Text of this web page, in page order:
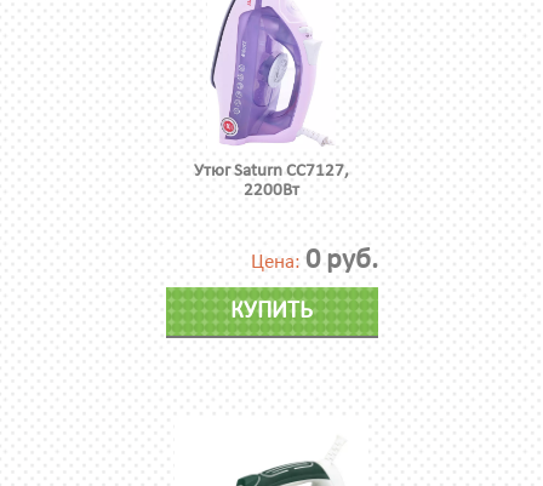
Утюг Saturn CC7127,
2200Вт
Цена: 0 руб.
КУПИТЬ